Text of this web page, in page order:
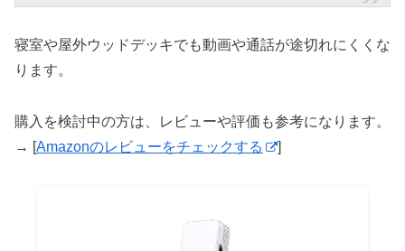
寝室や屋外ウッドデッキでも動画や通話が途切れにくくな
ります。
購入を検討中の方は、レビューや評価も参考になります。
→ [Amazonのレビューをチェックする ]